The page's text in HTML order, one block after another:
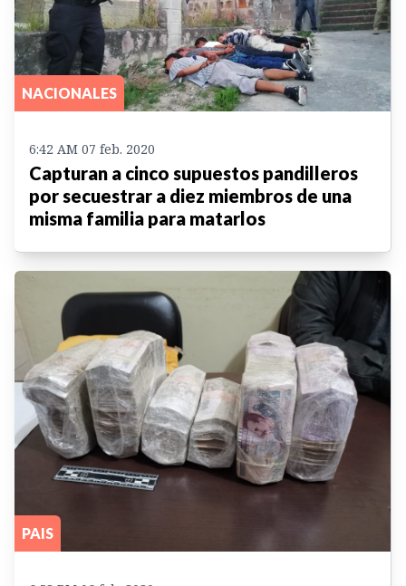
NACIONALES
6:42 AM 07 feb. 2020
Capturan a cinco supuestos pandilleros
por secuestrar a diez miembros de una
misma familia para matarlos
PAIS